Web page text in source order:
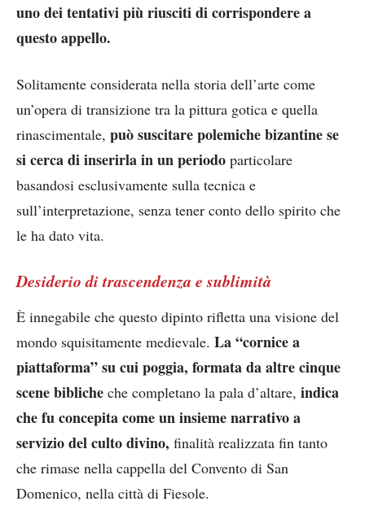
uno dei tentativi più riusciti di corrispondere a
questo appello.
Solitamente considerata nella storia dell’arte come
un’opera di transizione tra la pittura gotica e quella
rinascimentale, può suscitare polemiche bizantine se
si cerca di inserirla in un periodo particolare
basandosi esclusivamente sulla tecnica e
sull’interpretazione, senza tener conto dello spirito che
le ha dato vita.
Desiderio di trascendenza e sublimità
È innegabile che questo dipinto rifletta una visione del
mondo squisitamente medievale. La “cornice a
piattaforma” su cui poggia, formata da altre cinque
scene bibliche che completano la pala d’altare, indica
che fu concepita come un insieme narrativo a
servizio del culto divino, finalità realizzata fin tanto
che rimase nella cappella del Convento di San
Domenico, nella città di Fiesole.